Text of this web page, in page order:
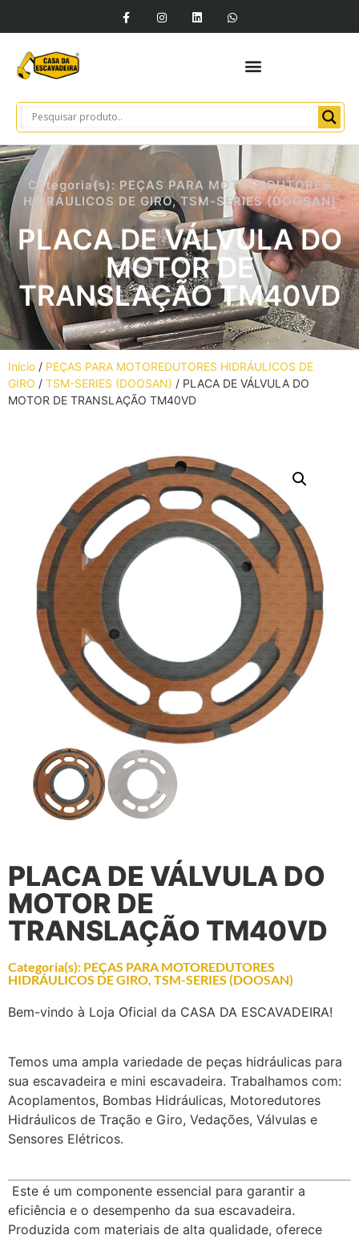
Categoria(s): PEÇAS PARA MOTOREDUTORES
HIDRÁULICOS DE GIRO,TSM-SERIES (DOOSAN)
PLACA DE VÁLVULA DO
MOTOR DE
TRANSLAÇÃO TM40VD
Início / PEÇAS PARA MOTOREDUTORES HIDRÁULICOS DE
GIRO / TSM-SERIES (DOOSAN) / PLACA DE VÁLVULA DO
MOTOR DE TRANSLAÇÃO TM40VD
PLACA DE VÁLVULA DO
MOTOR DE
TRANSLAÇÃO TM40VD
Categoria(s): PEÇAS PARA MOTOREDUTORES
HIDRÁULICOS DE GIRO, TSM-SERIES (DOOSAN)
Bem-vindo à Loja Oficial da CASA DA ESCAVADEIRA!
Temos uma ampla variedade de peças hidráulicas para
sua escavadeira e mini escavadeira. Trabalhamos com:
Acoplamentos, Bombas Hidráulicas, Motoredutores
Hidráulicos de Tração e Giro, Vedações, Válvulas e
Sensores Elétricos.
Este é um componente essencial para garantir a
eficiência e o desempenho da sua escavadeira.
Produzida com materiais de alta qualidade, oferece